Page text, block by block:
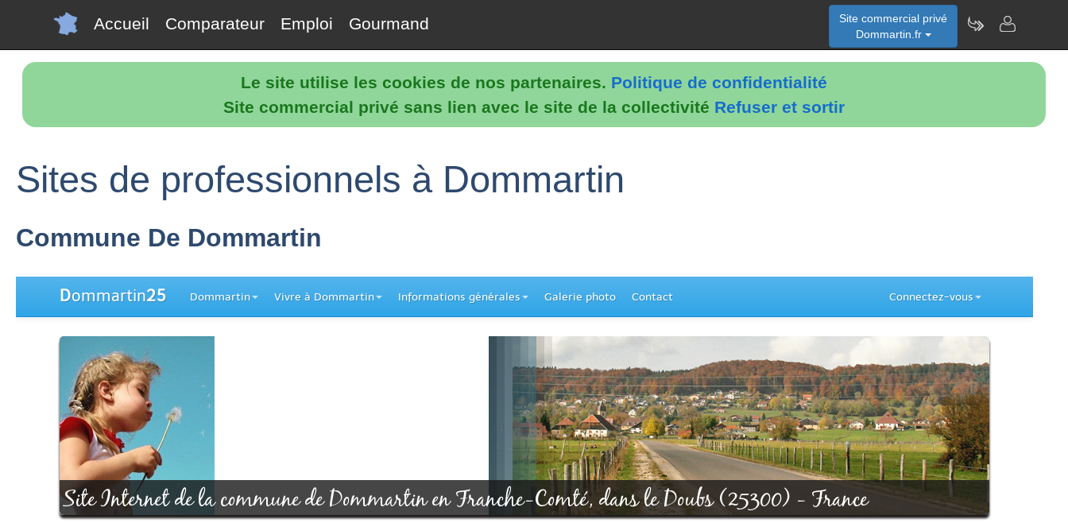
Le site utilise les cookies de nos partenaires. Politique de confidentialité
Site commercial privé sans lien avec le site de la collectivité Refuser et sortir
Accueil Comparateur Emploi Gourmand
Site commercial privé
Dommartin.fr
Sites de professionnels à Dommartin
Commune De Dommartin